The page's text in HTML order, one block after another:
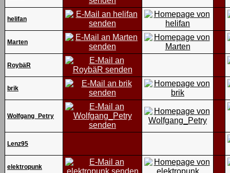
helifan
Marten
RoybäR
brik
Wolfgang_Petry
Lenz95
elektropunk